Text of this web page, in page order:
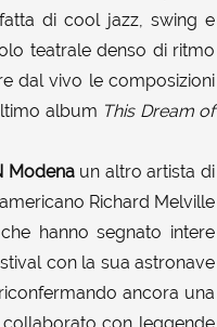
di cool jazz, swing e
teatrale denso di ritmo
dal vivo le composizioni
album This Dream of
Modenaun altro artista di
Richard Melville
hanno segnato intere
con la sua astronave
ancora una